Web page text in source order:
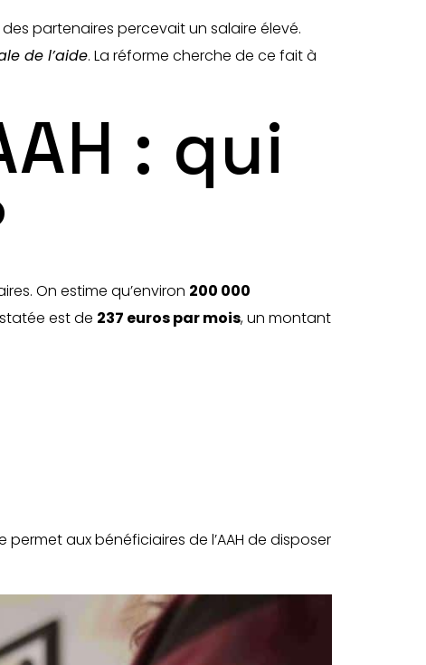
partenaires percevait un salaire élevé.
de l’aide. La réforme cherche de ce fait à
: qui
On estime qu’environ 200 000
est de 237 euros par mois, un montant
permet aux bénéficiaires de l’AAH de disposer